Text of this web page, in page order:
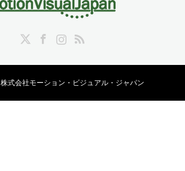
RSS
株式会社モーション・ビジュアル・ジャパン